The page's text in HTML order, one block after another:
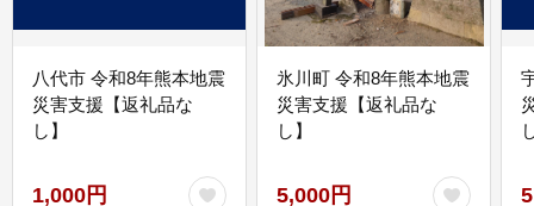
八代市 令和8年熊本地震
災害支援【返礼品な
し】
1,000円
氷川町 令和8年熊本地震
災害支援【返礼品な
し】
5,000円